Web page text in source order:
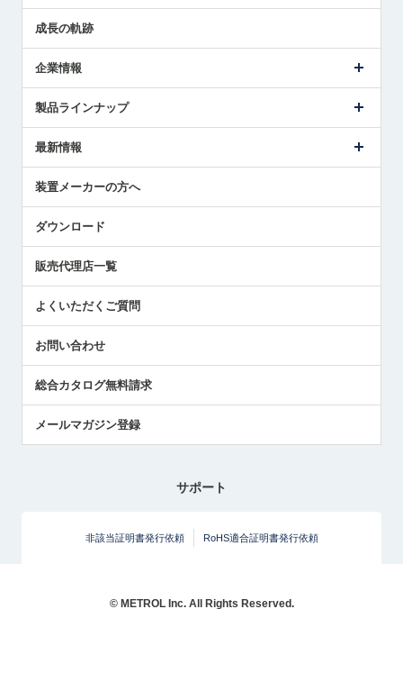
成長の軌跡
企業情報
ごあいさつ
受賞履歴
採用情報
国/地域/言語
製品ラインナップ
ツールセッタ製品
エアマイクロセンサ製品
最新情報
メトロールの技術
社員ブログ
中小企業のBCP地震対策
センサのテクニカルガイド
社長ブログ
装置メーカーの方へ
ダウンロード
販売代理店一覧
よくいただくご質問
お問い合わせ
総合カタログ無料請求
メールマガジン登録
サポート
非該当証明書発行依頼 RoHS適合証明書発行依頼
© METROL Inc. All Rights Reserved.